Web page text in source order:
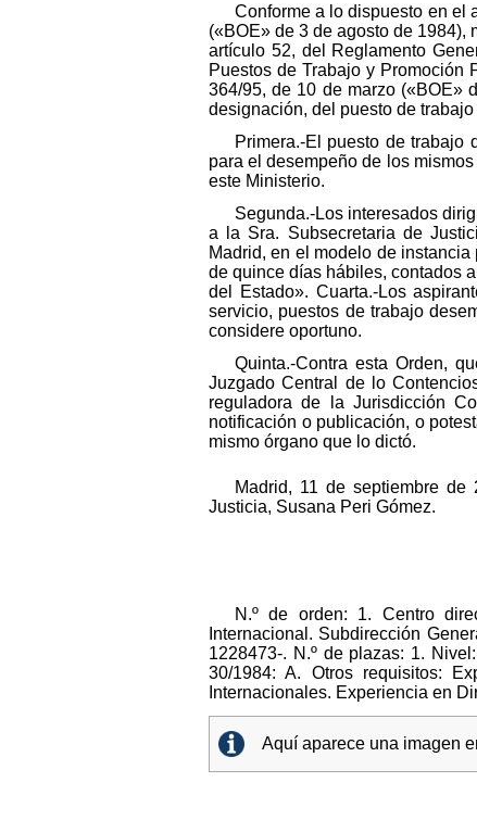
Conforme a lo dispuesto en el
(«BOE» de 3 de agosto de 1984),
artículo 52, del Reglamento
Puestos de Trabajo y Promoción
364/95, de 10 de marzo («BOE»
designación, del puesto de
Primera.-El puesto de trabajo
para el desempeño de los
este Ministerio.
Segunda.-Los interesados
a la Sra. Subsecretaria de
Madrid, en el modelo de
de quince días hábiles, contados
del Estado». Cuarta.-Los
servicio, puestos de trabajo
considere oportuno.
Quinta.-Contra esta Orden,
Juzgado Central de lo
reguladora de la Jurisdicción
notificación o publicación, o
mismo órgano que lo dictó.
Madrid, 11 de septiembre
Justicia, Susana Peri Gómez.
N.º de orden: 1. Centro
Internacional. Subdirección
1228473-. N.º de plazas: 1.
30/1984: A. Otros requisitos:
Internacionales. Experiencia en
Aquí aparece una imagen